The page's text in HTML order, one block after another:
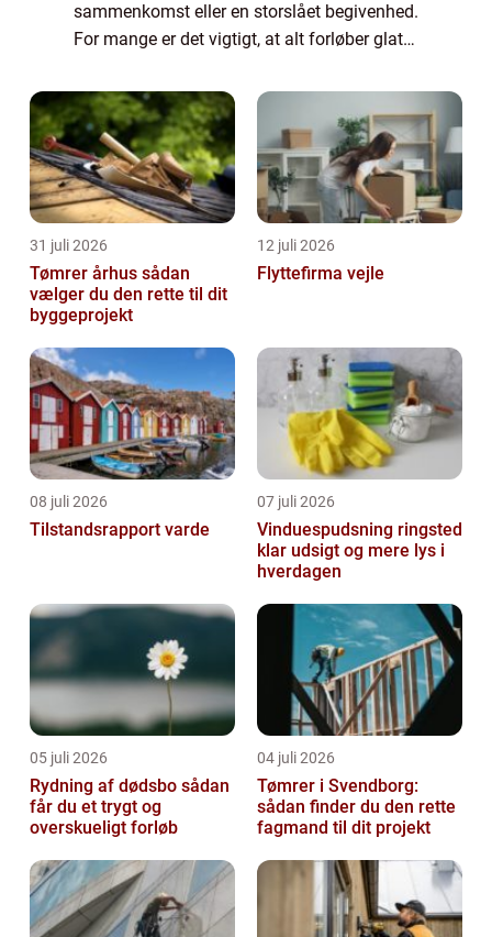
sammenkomst eller en storslået begivenhed.
For mange er det vigtigt, at alt forløber glat
kommer Festudlejn...
31 juli 2026
Tømrer århus sådan
vælger du den rette til dit
byggeprojekt
12 juli 2026
Flyttefirma vejle
08 juli 2026
Tilstandsrapport varde
07 juli 2026
Vinduespudsning ringsted
klar udsigt og mere lys i
hverdagen
05 juli 2026
Rydning af dødsbo sådan
får du et trygt og
overskueligt forløb
04 juli 2026
Tømrer i Svendborg:
sådan finder du den rette
fagmand til dit projekt